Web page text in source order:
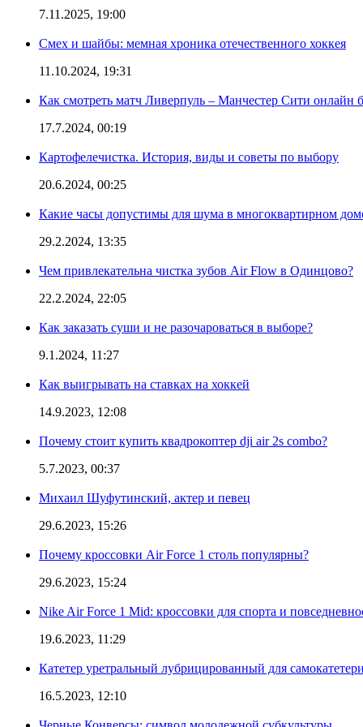
7.11.2025, 19:00
Смех и шайбы: мемная хроника отечественного хоккея
11.10.2024, 19:31
Как смотреть матч Ливерпуль – Манчестер Сити онлайн
17.7.2024, 00:19
Картофелечистка. История, виды и советы по выбору
20.6.2024, 00:25
Какие часы допустимы для шума в многоквартирном
29.2.2024, 13:35
Чем привлекательна чистка зубов Air Flow в Одинцово?
22.2.2024, 22:05
Как заказать суши и не разочароваться в выборе?
9.1.2024, 11:27
Как выигрывать на ставках на хоккей
14.9.2023, 12:08
Почему стоит купить квадрокоптер dji air 2s combo?
5.7.2023, 00:37
Михаил Шуфутинский, актер и певец
29.6.2023, 15:26
Почему кроссовки Air Force 1 столь популярны?
29.6.2023, 15:24
Nike Air Force 1 Mid: кроссовки для спорта и
19.6.2023, 11:29
Катетер уретральный лубрицированный для
16.5.2023, 12:10